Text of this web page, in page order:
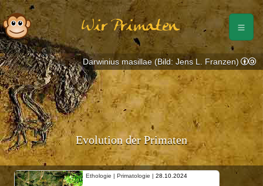
Wir Primaten
Evolution der Primaten
Ethologie | Primatologie | 28.10.2024
Darwinius masillae (Bild: Jens L. Franzen)